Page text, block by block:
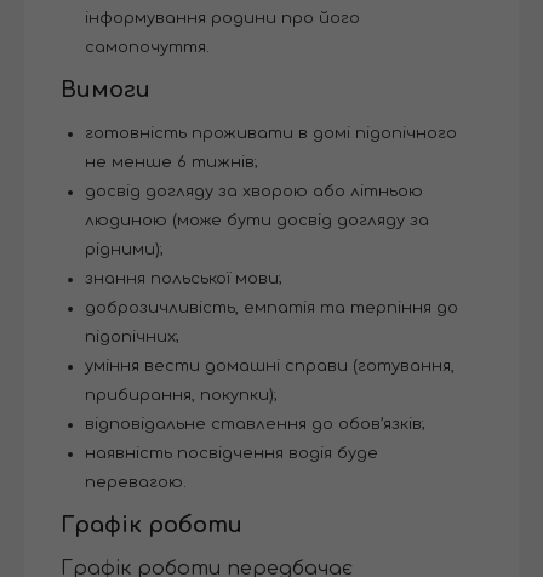
інформування родини про його
самопочуття.
Вимоги
готовність проживати в домі підопічного
не менше 6 тижнів;
досвід догляду за хворою або літньою
людиною (може бути досвід догляду за
рідними);
знання польської мови;
доброзичливість, емпатія та терпіння до
підопічних;
уміння вести домашні справи (готування,
прибирання, покупки);
відповідальне ставлення до обов’язків;
наявність посвідчення водія буде
перевагою.
Графік роботи
Графік роботи передбачає